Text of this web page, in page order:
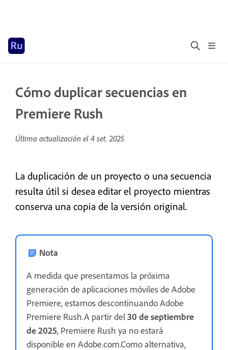
Cómo duplicar secuencias en
Premiere Rush
Última actualización el 4 set. 2025
La duplicación de un proyecto o una secuencia
resulta útil si desea editar el proyecto mientras
conserva una copia de la versión original.
Nota
A medida que presentamos la próxima
generación de aplicaciones móviles de Adobe
Premiere, estamos descontinuando Adobe
Premiere Rush.A partir del30 de septiembre
de 2025, Premiere Rush ya no estará
disponible en Adobe.com.Como alternativa,